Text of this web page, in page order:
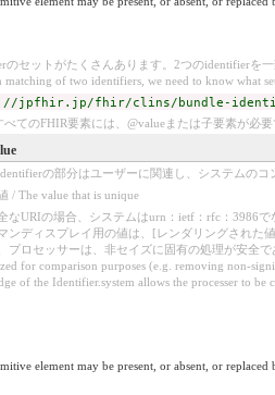
のセットがたくさんあります。2つのidentifierを
matching of two identifiers, we need to know what
jpfhir.jp/fhir/clins/bundle-
べてのFHIR要素には、@valueまたは子要素が必
の部分はユーザーに関連し、システムのコ
/ The value that is unique
なURIの場合、システムはurn：ietf：rfc：3986
ンディスプレイ用の値は、[レンダリングされた
プロセッサーは、非セイズに固有の処理が安全で
for comparison purposes (e.g. removing non-
of the Identifier.system allows the processer to be
element may be present, or absent, or replaced